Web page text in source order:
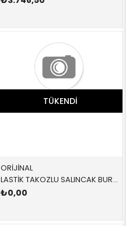
TÜKENDI
ORİJİNAL
LASTİK TAKOZLU SALINCAK BURCU ÖN R 31126882844 31128831646 31126882844 F45,F46,F48,F39,F55,F56,F57,F60 ÖN-TAKOZLU SAG
₺0,00